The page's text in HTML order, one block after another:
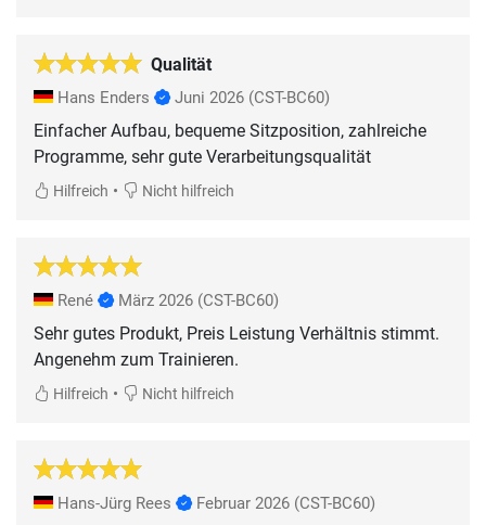
Qualität
Hans Enders Juni 2026 (CST-BC60)
Einfacher Aufbau, bequeme Sitzposition, zahlreiche
Programme, sehr gute Verarbeitungsqualität
Hilfreich • Nicht hilfreich
René März 2026 (CST-BC60)
Sehr gutes Produkt, Preis Leistung Verhältnis stimmt.
Angenehm zum Trainieren.
Hilfreich • Nicht hilfreich
Hans-Jürg Rees Februar 2026 (CST-BC60)